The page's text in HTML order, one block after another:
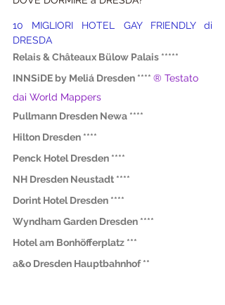
10 MIGLIORI HOTEL GAY FRIENDLY di
DRESDA
Relais & Châteaux Bülow Palais *****
INNSiDE by Meliá Dresden **** ® Testato
dai World Mappers
Pullmann Dresden Newa ****
Hilton Dresden ****
Penck Hotel Dresden ****
NH Dresden Neustadt ****
Dorint Hotel Dresden ****
Wyndham Garden Dresden ****
Hotel am Bonhöfferplatz ***
a&o Dresden Hauptbahnhof **